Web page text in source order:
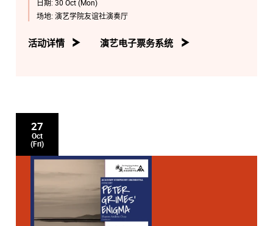
日期: 30 Oct (Mon)
场地: 演艺学院友谊社演奏厅
活动详情 演艺电子票务系统
27
Oct
(Fri)